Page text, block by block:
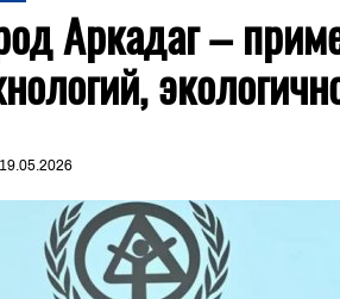
Аркадаг –
19.05.2026